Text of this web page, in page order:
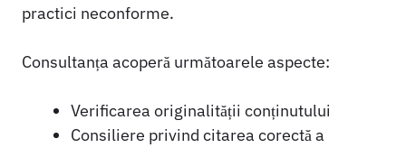
practici neconforme.
Consultanța acoperă următoarele aspecte:
Verificarea originalității conținutului
Consiliere privind citarea corectă a